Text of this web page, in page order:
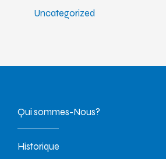
Uncategorized
Qui sommes-Nous?
Historique